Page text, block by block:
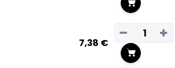
In den
7,38 €
+
−
In den